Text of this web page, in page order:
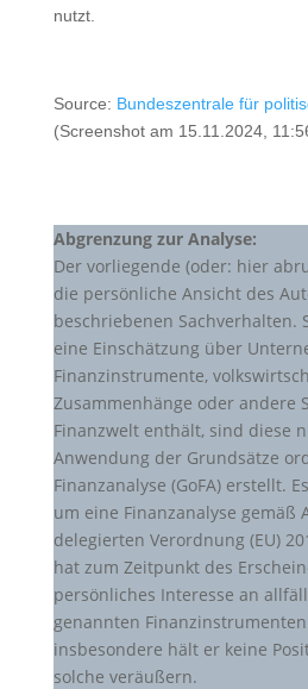
nutzt.
Source: Bundeszentrale für
(Screenshot am 15.11.2024,
Abgrenzung zur Analyse:
Der vorliegende (oder: hier
die persönliche Ansicht des
beschriebenen Sachverhalten.
eine Einschätzung über
Finanzinstrumente,
Zusammenhänge oder andere
Finanzwelt enthält, sind diese
Anwendung der Grundsätze
Finanzanalyse (GoFA) erstellt.
um eine Finanzanalyse gemäß
delegierten Verordnung (EU)
hat zum Zeitpunkt des
persönliches Interesse an
genannten
insbesondere hält er keine
solche veräußern.